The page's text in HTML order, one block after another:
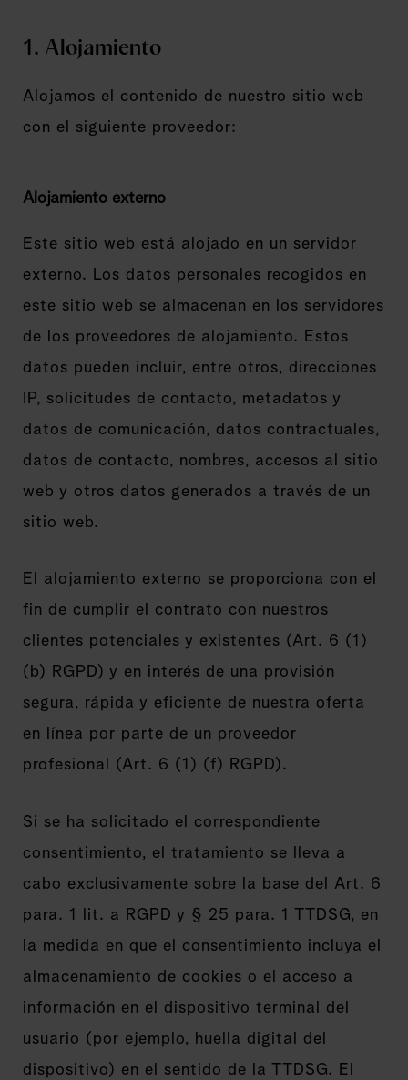
1. Alojamiento
Alojamos el contenido de nuestro sitio web
con el siguiente proveedor:
Alojamiento externo
Este sitio web está alojado en un servidor
externo. Los datos personales recogidos en
este sitio web se almacenan en los servidores
de los proveedores de alojamiento. Estos
datos pueden incluir, entre otros, direcciones
IP, solicitudes de contacto, metadatos y
datos de comunicación, datos contractuales,
datos de contacto, nombres, accesos al sitio
web y otros datos generados a través de un
sitio web.
El alojamiento externo se proporciona con el
fin de cumplir el contrato con nuestros
clientes potenciales y existentes (Art. 6 (1)
(b) RGPD) y en interés de una provisión
segura, rápida y eficiente de nuestra oferta
en línea por parte de un proveedor
profesional (Art. 6 (1) (f) RGPD).
Si se ha solicitado el correspondiente
consentimiento, el tratamiento se lleva a
cabo exclusivamente sobre la base del Art. 6
para. 1 lit. a RGPD y § 25 para. 1 TTDSG, en
la medida en que el consentimiento incluya el
almacenamiento de cookies o el acceso a
información en el dispositivo terminal del
usuario (por ejemplo, huella digital del
dispositivo) en el sentido de la TTDSG. El